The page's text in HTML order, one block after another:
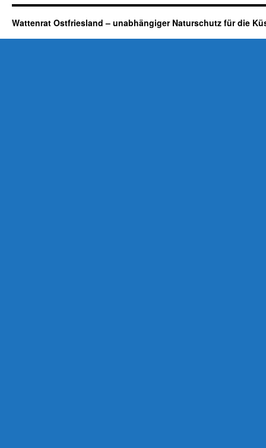
Wattenrat Ostfriesland – unabhängiger Naturschutz für die